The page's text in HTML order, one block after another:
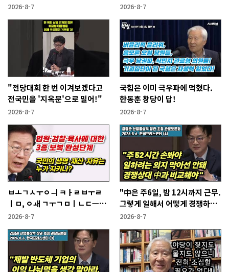
2026-8-7 2026-8-7
"전당대회 한 번 이겨보겠다고
전국민을 '지옥문'으로 밀어!"
2026-8-7
국힘은 이미 극우파에 먹혔다.
한동훈 창당이 답!
2026-8-7
ㅂㅗㄱㅅㅜㅇㅢ ㅋㅏㄹㅂㅜㄹ
ㅣㅁ, ㅇㅙ ㄱㅜㄱㅁㅣㄴㄷㅡㄹ
ㅇㅣ ㄷㅏㅇㅎㅐㅇㅑ ㅎㅏㄴㅏ?
2026-8-7
"中은 주6일, 밤 12시까지 근무.
그렇게 일해서 어떻게 경쟁하냐
반문하더라"
2026-8-7